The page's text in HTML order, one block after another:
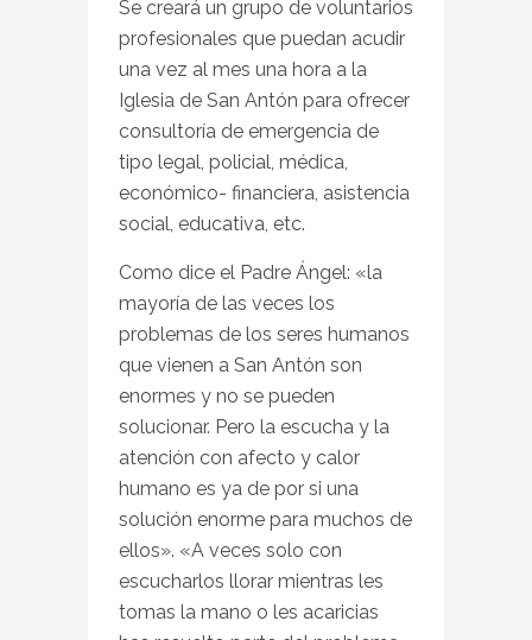
Se creará un grupo de voluntarios
profesionales que puedan acudir
una vez al mes una hora a la
Iglesia de San Antón para ofrecer
consultoría de emergencia de
tipo legal, policial, médica,
económico- financiera, asistencia
social, educativa, etc.
Como dice el Padre Ángel: «la
mayoría de las veces los
problemas de los seres humanos
que vienen a San Antón son
enormes y no se pueden
solucionar. Pero la escucha y la
atención con afecto y calor
humano es ya de por si una
solución enorme para muchos de
ellos». «A veces solo con
escucharlos llorar mientras les
tomas la mano o les acaricias